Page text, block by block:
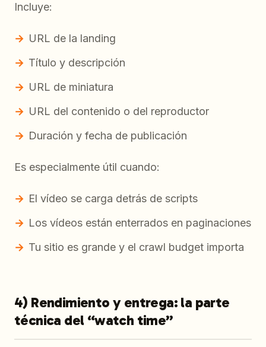
Incluye:
URL de la landing
Título y descripción
URL de miniatura
URL del contenido o del reproductor
Duración y fecha de publicación
Es especialmente útil cuando:
El vídeo se carga detrás de scripts
Los vídeos están enterrados en paginaciones
Tu sitio es grande y el crawl budget importa
4) Rendimiento y entrega: la parte
técnica del “watch time”